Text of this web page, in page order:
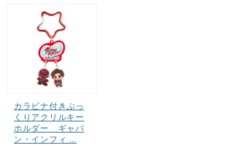
カラビナ付きぷっ
くりアクリルキー
ホルダー ギャバ
ン・インフィ …